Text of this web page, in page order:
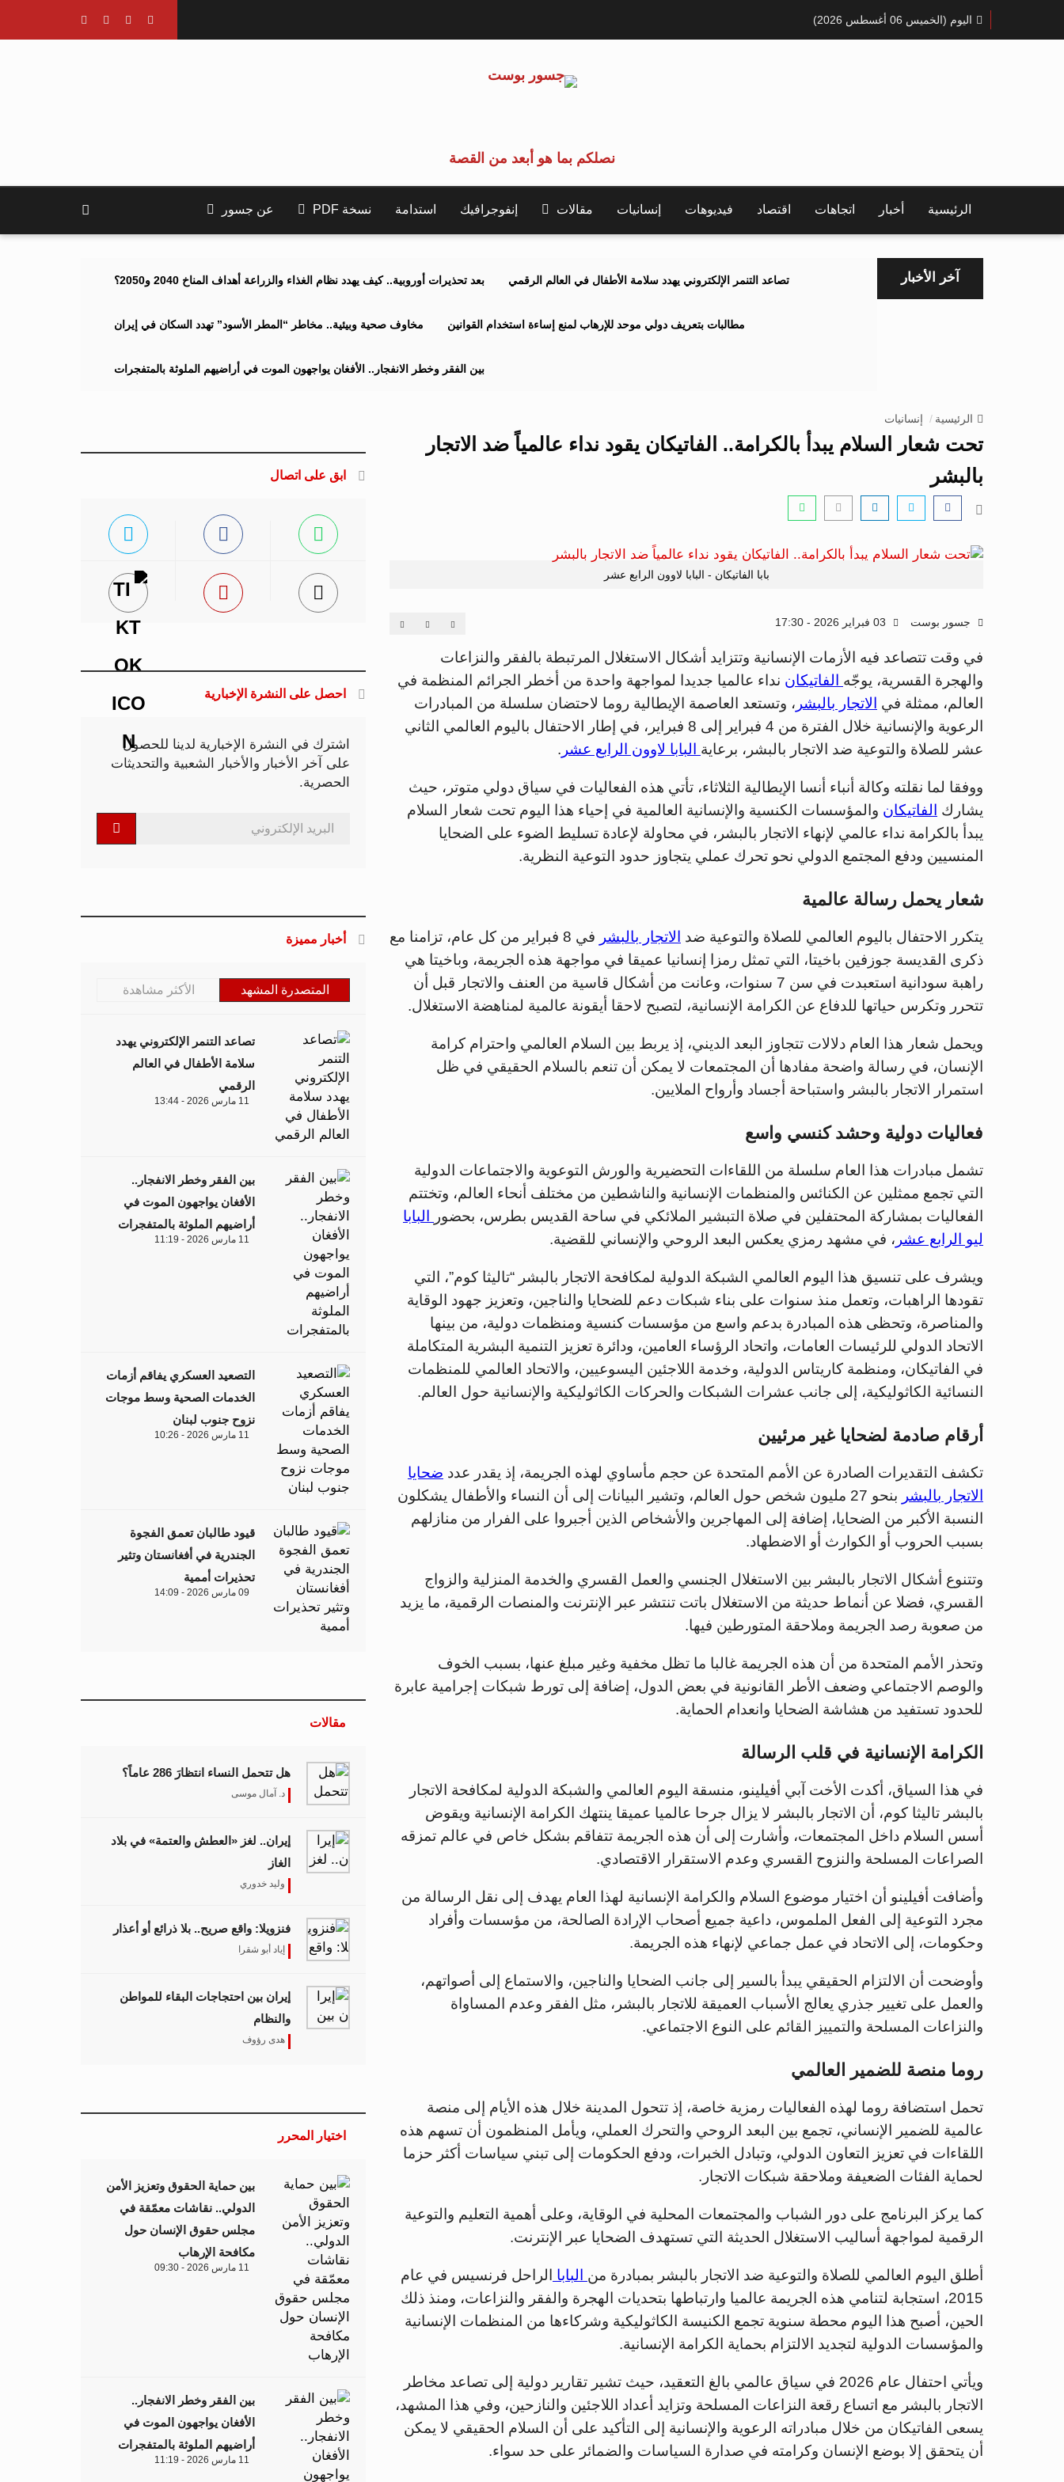
اليوم (الخميس 06 أغسطس 2026)
نصلكم بما هو أبعد من القصة
الرئيسية أخبار اتجاهات اقتصاد فيديوهات إنسانيات مقالات إنفوجرافيك استدامة نسخة PDF عن جسور
آخر الأخبار بعد تحذيرات أوروبية.. كيف يهدد نظام الغذاء والزراعة أهداف المناخ 2040 و2050؟ تصاعد التنمر الإلكتروني يهدد سلامة الأطفال في العالم الرقمي
مخاوف صحية وبيئية.. مخاطر “المطر الأسود” تهدد السكان في إيران مطالبات بتعريف دولي موحد للإرهاب لمنع إساءة استخدام القوانين
بين الفقر وخطر الانفجار.. الأفغان يواجهون الموت في أراضيهم الملوثة بالمتفجرات
الرئيسية إنسانيات
تحت شعار السلام يبدأ بالكرامة.. الفاتيكان يقود نداء عالمياً ضد الاتجار
بالبشر
بابا الفاتيكان - البابا لاوون الرابع عشر
جسور بوست
في وقت تتصاعد فيه الأزمات الإنسانية وتتزايد أشكال الاستغلال المرتبطة بالفقر والنزاعات
والهجرة القسرية، يوجّه الفاتيكان نداء عالميا جديدا لمواجهة واحدة من أخطر الجرائم المنظمة في
العالم، ممثلة في الاتجار بالبشر ، وتستعد العاصمة الإيطالية روما لاحتضان سلسلة من المبادرات
الرعوية والإنسانية خلال الفترة من 4 فبراير إلى 8 فبراير، في إطار الاحتفال باليوم العالمي الثاني
عشر للصلاة والتوعية ضد الاتجار بالبشر، برعاية البابا لاوون الرابع عشر .
ووفقا لما نقلته وكالة أنباء أنسا الإيطالية الثلاثاء، تأتي هذه الفعاليات في سياق دولي متوتر، حيث
يشارك الفاتيكان والمؤسسات الكنسية والإنسانية العالمية في إحياء هذا اليوم تحت شعار السلام
يبدأ بالكرامة نداء عالمي لإنهاء الاتجار بالبشر، في محاولة لإعادة تسليط الضوء على الضحايا
المنسيين ودفع المجتمع الدولي نحو تحرك عملي يتجاوز حدود التوعية النظرية.
شعار يحمل رسالة عالمية
يتكرر الاحتفال باليوم العالمي للصلاة والتوعية ضد الاتجار بالبشر
في 8 فبراير من كل عام، تزامنا مع
ذكرى القديسة جوزفين باخيتا، التي تمثل رمزا إنسانيا عميقا في مواجهة هذه الجريمة، وباخيتا هي
راهبة سودانية استعبدت في سن 7 سنوات، وعانت من أشكال قاسية من العنف والاتجار قبل أن
تتحرر وتكرس حياتها للدفاع عن الكرامة الإنسانية، لتصبح لاحقا أيقونة عالمية لمناهضة الاستغلال.
ويحمل شعار هذا العام دلالات تتجاوز البعد الديني، إذ يربط بين السلام العالمي واحترام كرامة
الإنسان، في رسالة واضحة مفادها أن المجتمعات لا يمكن أن تنعم بالسلام الحقيقي في ظل
استمرار الاتجار بالبشر واستباحة أجساد وأرواح الملايين.
فعاليات دولية وحشد كنسي واسع
تشمل مبادرات هذا العام سلسلة من اللقاءات التحضيرية والورش التوعوية والاجتماعات الدولية
التي تجمع ممثلين عن الكنائس والمنظمات الإنسانية والناشطين من مختلف أنحاء العالم، وتختتم
الفعاليات بمشاركة المحتفلين في صلاة التبشير الملائكي في ساحة القديس بطرس، بحضور البابا
ليو الرابع عشر ، في مشهد رمزي يعكس البعد الروحي والإنساني للقضية.
ويشرف على تنسيق هذا اليوم العالمي الشبكة الدولية لمكافحة الاتجار بالبشر “تاليثا كوم”، التي
تقودها الراهبات، وتعمل منذ سنوات على بناء شبكات دعم للضحايا والناجين، وتعزيز جهود الوقاية
والمناصرة، وتحظى هذه المبادرة بدعم واسع من مؤسسات كنسية ومنظمات دولية، من بينها
الاتحاد الدولي للرئيسات العامات، واتحاد الرؤساء العامين، ودائرة تعزيز التنمية البشرية المتكاملة
في الفاتيكان، ومنظمة كاريتاس الدولية، وخدمة اللاجئين اليسوعيين، والاتحاد العالمي للمنظمات
النسائية الكاثوليكية، إلى جانب عشرات الشبكات والحركات الكاثوليكية والإنسانية حول العالم.
أرقام صادمة لضحايا غير مرئيين
تكشف التقديرات الصادرة عن الأمم المتحدة عن حجم مأساوي لهذه الجريمة، إذ يقدر عدد ضحايا
الاتجار بالبشر
بنحو 27 مليون شخص حول العالم، وتشير البيانات إلى أن النساء والأطفال يشكلون
النسبة الأكبر من الضحايا، إضافة إلى المهاجرين والأشخاص الذين أجبروا على الفرار من منازلهم
بسبب الحروب أو الكوارث أو الاضطهاد.
وتتنوع أشكال الاتجار بالبشر بين الاستغلال الجنسي والعمل القسري والخدمة المنزلية والزواج
القسري، فضلا عن أنماط حديثة من الاستغلال باتت تنتشر عبر الإنترنت والمنصات الرقمية، ما يزيد
من صعوبة رصد الجريمة وملاحقة المتورطين فيها.
وتحذر الأمم المتحدة من أن هذه الجريمة غالبا ما تظل مخفية وغير مبلغ عنها، بسبب الخوف
والوصم الاجتماعي وضعف الأطر القانونية في بعض الدول، إضافة إلى تورط شبكات إجرامية عابرة
للحدود تستفيد من هشاشة الضحايا وانعدام الحماية.
الكرامة الإنسانية في قلب الرسالة
في هذا السياق، أكدت الأخت آبي أفيلينو، منسقة اليوم العالمي والشبكة الدولية لمكافحة الاتجار
بالبشر تاليثا كوم، أن الاتجار بالبشر لا يزال جرحا عالميا عميقا ينتهك الكرامة الإنسانية ويقوض
أسس السلام داخل المجتمعات، وأشارت إلى أن هذه الجريمة تتفاقم بشكل خاص في عالم تمزقه
الصراعات المسلحة والنزوح القسري وعدم الاستقرار الاقتصادي.
وأضافت أفيلينو أن اختيار موضوع السلام والكرامة الإنسانية لهذا العام يهدف إلى نقل الرسالة من
مجرد التوعية إلى الفعل الملموس، داعية جميع أصحاب الإرادة الصالحة، من مؤسسات وأفراد
وحكومات، إلى الاتحاد في عمل جماعي لإنهاء هذه الجريمة.
وأوضحت أن الالتزام الحقيقي يبدأ بالسير إلى جانب الضحايا والناجين، والاستماع إلى أصواتهم،
والعمل على تغيير جذري يعالج الأسباب العميقة للاتجار بالبشر، مثل الفقر وعدم المساواة
والنزاعات المسلحة والتمييز القائم على النوع الاجتماعي.
روما منصة للضمير العالمي
تحمل استضافة روما لهذه الفعاليات رمزية خاصة، إذ تتحول المدينة خلال هذه الأيام إلى منصة
عالمية للضمير الإنساني، تجمع بين البعد الروحي والتحرك العملي، ويأمل المنظمون أن تسهم هذه
اللقاءات في تعزيز التعاون الدولي، وتبادل الخبرات، ودفع الحكومات إلى تبني سياسات أكثر حزما
لحماية الفئات الضعيفة وملاحقة شبكات الاتجار.
كما يركز البرنامج على دور الشباب والمجتمعات المحلية في الوقاية، وعلى أهمية التعليم والتوعية
الرقمية لمواجهة أساليب الاستغلال الحديثة التي تستهدف الضحايا عبر الإنترنت.
أطلق اليوم العالمي للصلاة والتوعية ضد الاتجار بالبشر بمبادرة من البابا الراحل فرنسيس في عام
2015، استجابة لتنامي هذه الجريمة عالميا وارتباطها بتحديات الهجرة والفقر والنزاعات، ومنذ ذلك
الحين، أصبح هذا اليوم محطة سنوية تجمع الكنيسة الكاثوليكية وشركاءها من المنظمات الإنسانية
والمؤسسات الدولية لتجديد الالتزام بحماية الكرامة الإنسانية.
ويأتي احتفال عام 2026 في سياق عالمي بالغ التعقيد، حيث تشير تقارير دولية إلى تصاعد مخاطر
الاتجار بالبشر مع اتساع رقعة النزاعات المسلحة وتزايد أعداد اللاجئين والنازحين، وفي هذا المشهد،
يسعى الفاتيكان من خلال مبادراته الرعوية والإنسانية إلى التأكيد على أن السلام الحقيقي لا يمكن
أن يتحقق إلا بوضع الإنسان وكرامته في صدارة السياسات والضمائر على حد سواء.
ابق على اتصال
احصل على النشرة الإخبارية
اشترك في النشرة الإخبارية لدينا للحصول
على آخر الأخبار والأخبار الشعبية والتحديثات
الحصرية.
أخبار مميزة
المتصدرة المشهد الأكثر مشاهدة
تصاعد التنمر الإلكتروني يهدد
سلامة الأطفال في العالم
الرقمي
11 مارس 2026 - 13:44
بين الفقر وخطر الانفجار..
الأفغان يواجهون الموت في
أراضيهم الملوثة بالمتفجرات
11 مارس 2026 - 11:19
التصعيد العسكري يفاقم أزمات
الخدمات الصحية وسط موجات
نزوح جنوب لبنان
11 مارس 2026 - 10:26
قيود طالبان تعمق الفجوة
الجندرية في أفغانستان وتثير
تحذيرات أممية
09 مارس 2026 - 14:09
مقالات
هل تتحمل النساء انتظارَ 286 عاماً؟
د. آمال موسى
إيران.. لغز «العطش والعتمة» في بلاد
الغاز
وليد خدوري
فنزويلا: واقع صريح.. بلا ذرائع أو أعذار
إياد أبو شقرا
إيران بين احتجاجات البقاء للمواطن
والنظام
هدى رؤوف
اختيار المحرر
بين حماية الحقوق وتعزيز الأمن
الدولي.. نقاشات معمّقة في
مجلس حقوق الإنسان حول
مكافحة الإرهاب
11 مارس 2026 - 09:30
بين الفقر وخطر الانفجار..
الأفغان يواجهون الموت في
أراضيهم الملوثة بالمتفجرات
11 مارس 2026 - 11:19